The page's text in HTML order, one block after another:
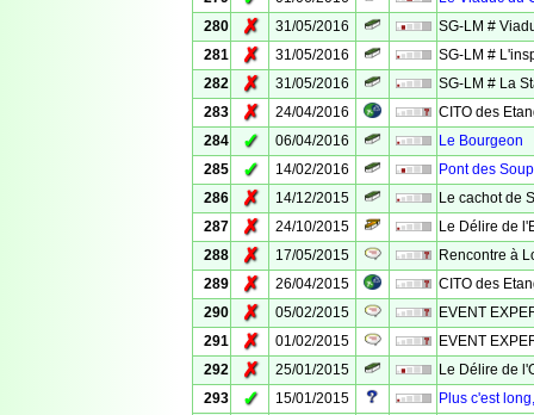
280
✗ 31/05/2016
SG-LM #
281
✗ 31/05/2016
SG-LM #
282
✗ 31/05/2016
SG-LM # La
283
✗ 24/04/2016
CITO des
284
✓ 06/04/2016
Le Bourgeon
285
✓ 14/02/2016
Pont des
286
✗ 14/12/2015
Le cachot de
287
✗ 24/10/2015
Le Délire de
288
✗ 17/05/2015
Rencontre à
289
✗ 26/04/2015
CITO des
290
✗ 05/02/2015
EVENT
291
✗ 01/02/2015
EVENT
292
✗ 25/01/2015
Le Délire de
293
✓ 15/01/2015
Plus c'est